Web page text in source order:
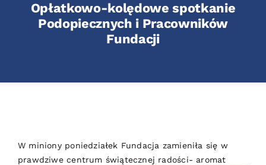
Współpraca
Opłatkowo-kolędowe spotkanie
Podopiecznych i Pracowników
Fundacji
W miniony poniedziałek Fundacja zamieniła się w
prawdziwe centrum świątecznej radości- aromat